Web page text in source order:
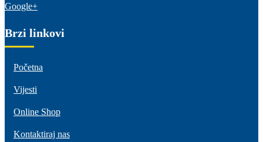
Google+
Brzi linkovi
Početna
Vijesti
Online Shop
Kontaktiraj nas